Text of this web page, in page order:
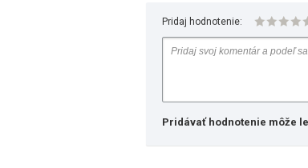
Pridaj hodnotenie:
Pridávať hodnotenie môže